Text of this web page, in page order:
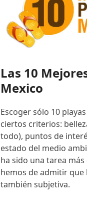
Las 10
Mexico
Escoger sólo 10
ciertos criterios:
todo), puntos de
estado del medio
ha sido una tarea
hemos de admitir que
también subjetiva.